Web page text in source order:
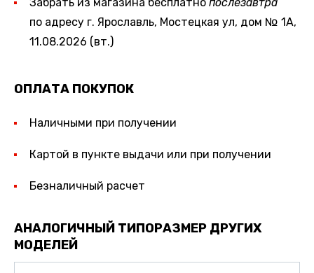
по адресу г. Ярославль, Мостецкая ул, дом № 1А,
11.08.2026 (вт.)
ОПЛАТА ПОКУПОК
Наличными при получении
Картой в пункте выдачи или при получении
Безналичный расчет
АНАЛОГИЧНЫЙ ТИПОРАЗМЕР ДРУГИХ
МОДЕЛЕЙ